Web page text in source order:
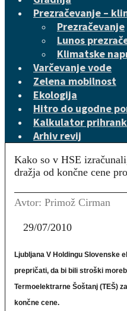
Prezračevanje –
Prezračevanje
Lunos
Klimatske
Varčevanje vode
Zelena mobilnost
Ekologija
Hitro do ugodne
Kalkulator
Arhiv revij
Kako so v HSE
dražja od končne cene
Avtor: Primož Cirman
29/07/2010
Ljubljana V Holdingu Slovenske
prepričati, da bi bili stroški
Termoelektrarne Šoštanj (TEŠ)
končne cene.